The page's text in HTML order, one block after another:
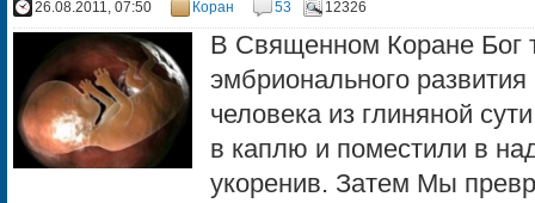
26.08.2011, 07:50 Коран 53 12326
В Священном Коране Бог
эмбрионального
человека из глиняной
в каплю и поместили в
укоренив. Затем Мы